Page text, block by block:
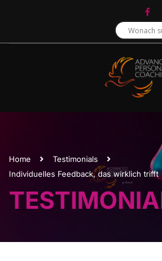
Home
Testimonials
Individuelles Feedback, das wirklich trifft